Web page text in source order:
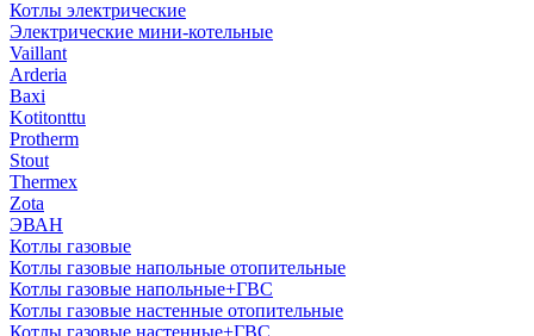
Котлы электрические
Электрические мини-котельные
Vaillant
Arderia
Baxi
Kotitonttu
Protherm
Stout
Thermex
Zota
ЭВАН
Котлы газовые
Котлы газовые напольные отопительные
Котлы газовые напольные+ГВС
Котлы газовые настенные отопительные
Котлы газовые настенные+ГВС